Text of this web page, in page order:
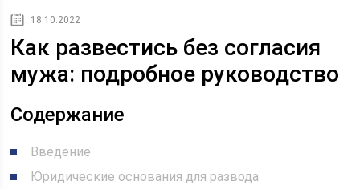
18.10.2022
Как развестись без согласия
мужа: подробное руководство
Содержание
Введение
Юридические основания для развода